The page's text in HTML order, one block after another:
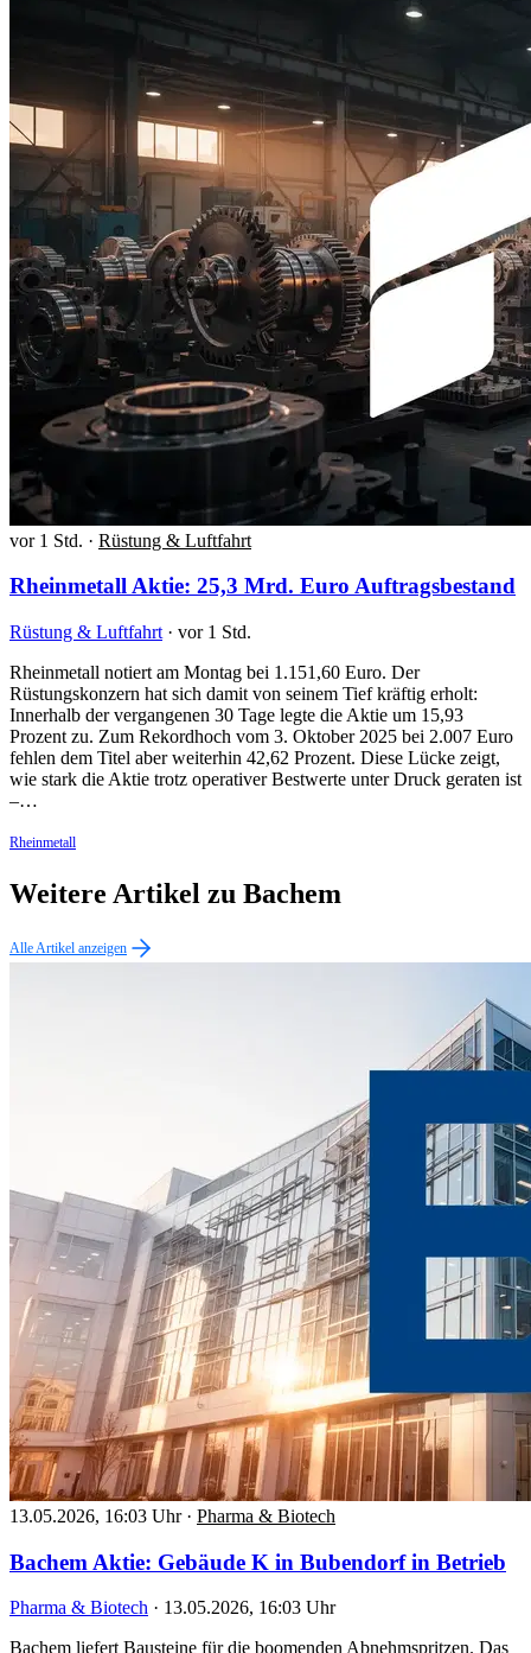
vor 1 Std. · Rüstung & Luftfahrt
Rheinmetall Aktie: 25,3 Mrd. Euro Auftragsbestand
Rüstung & Luftfahrt · vor 1 Std.
Rheinmetall notiert am Montag bei 1.151,60 Euro. Der
Rüstungskonzern hat sich damit von seinem Tief kräftig erholt:
Innerhalb der vergangenen 30 Tage legte die Aktie um 15,93
Prozent zu. Zum Rekordhoch vom 3. Oktober 2025 bei 2.007 Euro
fehlen dem Titel aber weiterhin 42,62 Prozent. Diese Lücke zeigt,
wie stark die Aktie trotz operativer Bestwerte unter Druck geraten ist
–…
Rheinmetall
Weitere Artikel zu Bachem
Alle Artikel anzeigen
13.05.2026, 16:03 Uhr · Pharma & Biotech
Bachem Aktie: Gebäude K in Bubendorf in Betrieb
Pharma & Biotech · 13.05.2026, 16:03 Uhr
Bachem liefert Bausteine für die boomenden Abnehmspritzen. Das